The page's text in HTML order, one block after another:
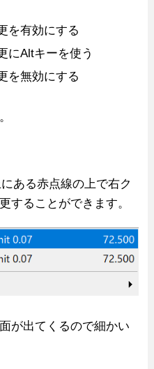
を有効にする
にAltキーを使う
を無効にする
ある赤点線の上で右ク
することができます。
が出てくるので細かい